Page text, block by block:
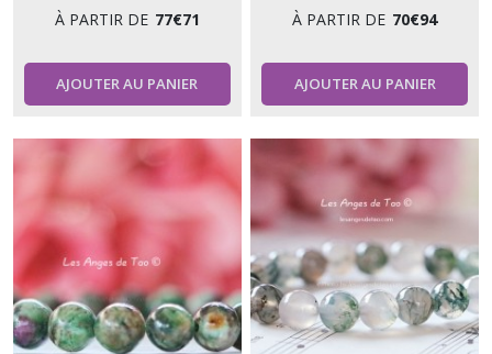
À PARTIR DE 77€71
AJOUTER AU PANIER
À PARTIR DE 70€94
AJOUTER AU PANIER